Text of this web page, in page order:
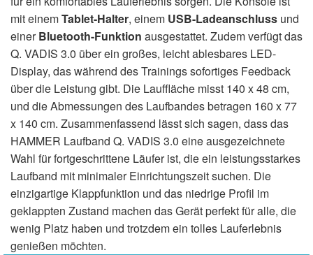
mit einemTablet-Halter, einem USB-Ladeanschluss und
einerBluetooth-Funktion ausgestattet. Zudem verfügt das
Q. VADIS 3.0 über ein großes, leicht ablesbares LED-
Display, das während des Trainings sofortiges Feedback
über die Leistung gibt. Die Lauffläche misst 140 x 48 cm,
und die Abmessungen des Laufbandes betragen 160 x 77
x 140 cm. Zusammenfassend lässt sich sagen, dass das
HAMMER Laufband Q. VADIS 3.0 eine ausgezeichnete
Wahl für fortgeschrittene Läufer ist, die ein leistungsstarkes
Laufband mit minimaler Einrichtungszeit suchen. Die
einzigartige Klappfunktion und das niedrige Profil im
geklappten Zustand machen das Gerät perfekt für alle, die
wenig Platz haben und trotzdem ein tolles Lauferlebnis
genießen möchten.